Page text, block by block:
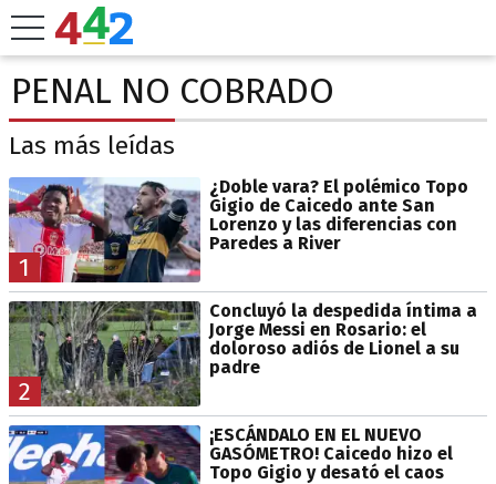
PENAL NO COBRADO
Las más leídas
1
¿Doble vara? El polémico Topo
Gigio de Caicedo ante San
Lorenzo y las diferencias con
Paredes a River
2
Concluyó la despedida íntima a
Jorge Messi en Rosario: el
doloroso adiós de Lionel a su
padre
¡ESCÁNDALO EN EL NUEVO
GASÓMETRO! Caicedo hizo el
Topo Gigio y desató el caos